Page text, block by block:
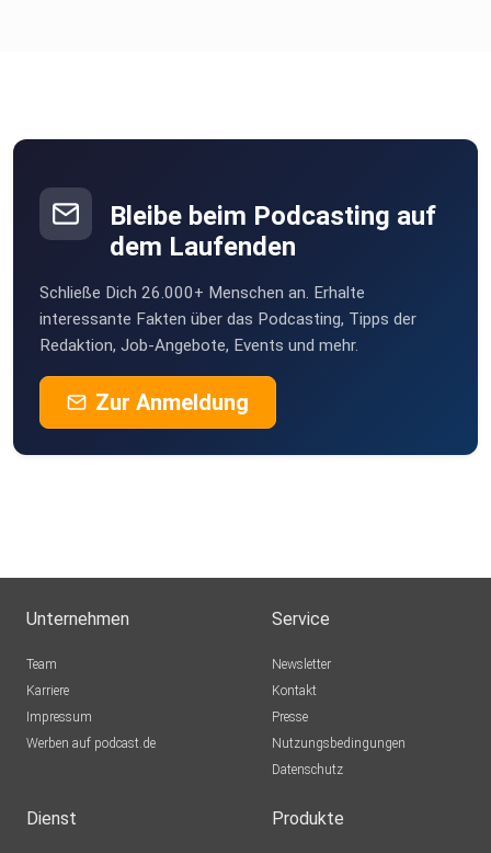
Bleibe beim Podcasting auf
dem Laufenden
Schließe Dich 26.000+ Menschen an. Erhalte
interessante Fakten über das Podcasting, Tipps der
Redaktion, Job-Angebote, Events und mehr.
Zur Anmeldung
Unternehmen
Team
Karriere
Impressum
Werben auf podcast.de
Service
Newsletter
Kontakt
Presse
Nutzungsbedingungen
Datenschutz
Dienst Produkte